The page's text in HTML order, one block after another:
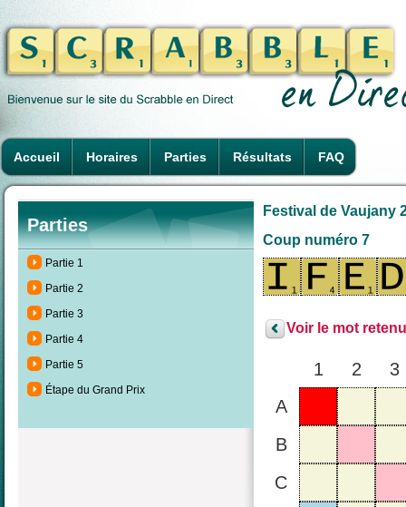
Accueil Horaires Parties Résultats FAQ
Parties
Partie 1
Partie 2
Partie 3
Partie 4
Partie 5
Étape du Grand Prix
Festival de Vaujany
Coup numéro 7
Voir le mot
1 2
3
A
B
C